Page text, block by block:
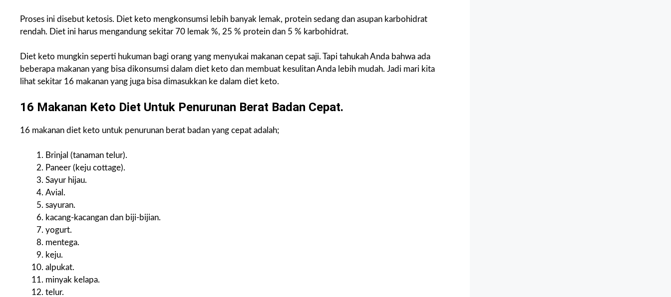
Proses ini disebut ketosis. Diet keto mengkonsumsi lebih banyak lemak, protein sedang dan asupan karbohidrat
rendah. Diet ini harus mengandung sekitar 70 lemak %, 25 % protein dan 5 % karbohidrat.
Diet keto mungkin seperti hukuman bagi orang yang menyukai makanan cepat saji. Tapi tahukah Anda bahwa ada
beberapa makanan yang bisa dikonsumsi dalam diet keto dan membuat kesulitan Anda lebih mudah. Jadi mari kita
lihat sekitar 16 makanan yang juga bisa dimasukkan ke dalam diet keto.
16 Makanan Keto Diet Untuk Penurunan Berat Badan Cepat.
16 makanan diet keto untuk penurunan berat badan yang cepat adalah;
Brinjal (tanaman telur).
Paneer (keju cottage).
Sayur hijau.
Avial.
sayuran.
kacang-kacangan dan biji-bijian.
yogurt.
mentega.
keju.
alpukat.
minyak kelapa.
telur.